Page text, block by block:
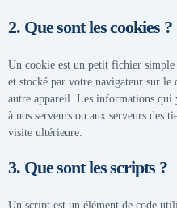
2. Que sont les cookies ?
Un cookie est un petit fichier simple
et stocké par votre navigateur sur
autre appareil. Les informations qui
à nos serveurs ou aux serveurs des
visite ultérieure.
3. Que sont les scripts ?
Un script est un élément de code